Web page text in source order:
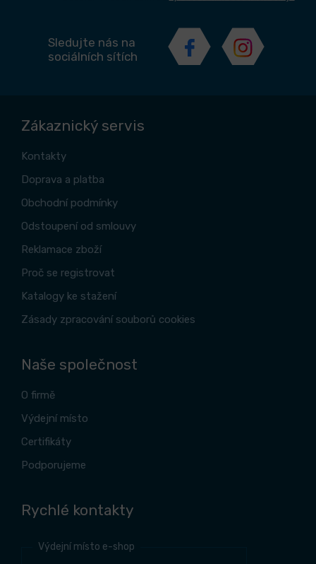
Sledujte nás na
sociálních sítích
Zákaznický servis
Kontakty
Doprava a platba
Obchodní podmínky
Odstoupení od smlouvy
Reklamace zboží
Proč se registrovat
Katalogy ke stažení
Zásady zpracování souborů cookies
Naše společnost
O firmě
Výdejní místo
Certifikáty
Podporujeme
Rychlé kontakty
Výdejní místo e-shop